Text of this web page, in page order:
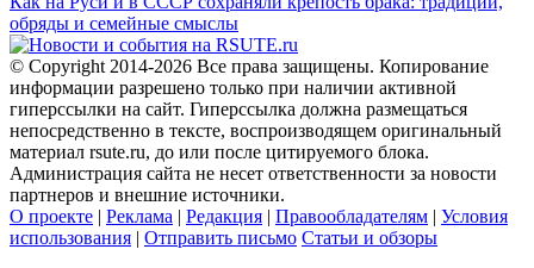
обряды и семейные смыслы
© Copyright 2014-2026 Все права защищены. Копирование
информации разрешено только при наличии активной
гиперссылки на сайт. Гиперссылка должна размещаться
непосредственно в тексте, воспроизводящем оригинальный
материал rsute.ru, до или после цитируемого блока.
Администрация сайта не несет ответственности за новости
партнеров и внешние источники.
О проекте | Реклама | Редакция | Правообладателям | Условия
использования | Отправить письмо Статьи и обзоры